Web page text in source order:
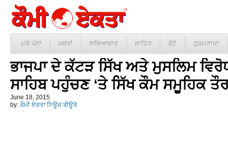
ਮੁਖੱ ਪੰਨਾ ਖ਼ਬਰਾਂ ਸਭਿਆਚਾਰ ਸਾਹਿਤ ਫੋਟੋ ਹੁਕਮਨਾਮਾ
ਭਾਜਪਾ ਦੇ ਕੱਟੜ ਸਿੱਖ ਅਤੇ ਮੁਸਲਿਮ
ਸਾਹਿਬ ਪਹੁੰਚਣ ‘ਤੇ ਸਿੱਖ ਕੌਮ ਸਮੂਹਿਕ
June 18, 2015
by: ਕੌਮੀ ਏਕਤਾ ਨਿਊਜ਼ ਬੀਊਰੋ